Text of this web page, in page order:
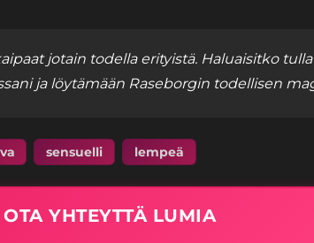
jotain todella erityistä. Haluaisitko tulla
ja löytämään Raseborgin todellisen
sensuelli lempeä
OTA YHTEYTTÄ LUMIA